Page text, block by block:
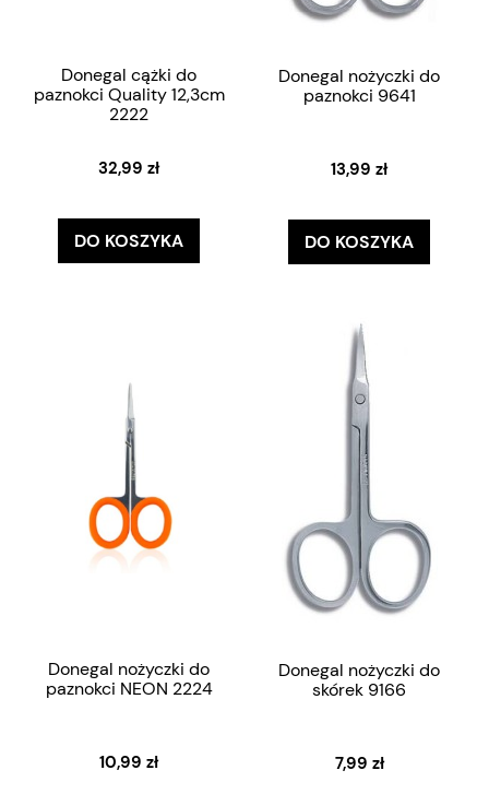
Donegal cążki do
paznokci Quality 12,3cm
2222
32,99 zł
DO KOSZYKA
Donegal nożyczki do
paznokci 9641
13,99 zł
DO KOSZYKA
Donegal nożyczki do
paznokci NEON 2224
10,99 zł
Donegal nożyczki do
skórek 9166
7,99 zł